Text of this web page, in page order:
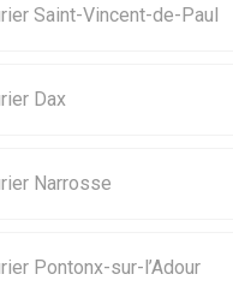
Saint-Vincent-de-Paul
Dax
Narrosse
Pontonx-sur-l’Adour